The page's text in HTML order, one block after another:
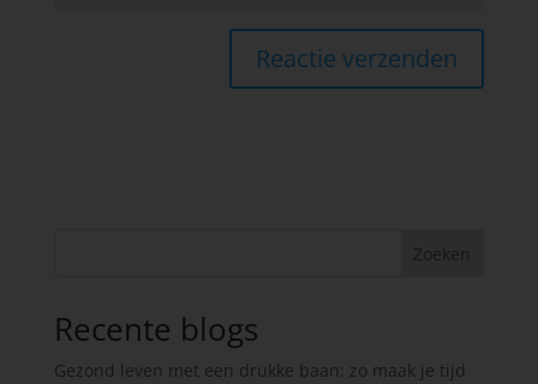
Zoeken
Recente blogs
Gezond leven met een drukke baan: zo maak je tijd